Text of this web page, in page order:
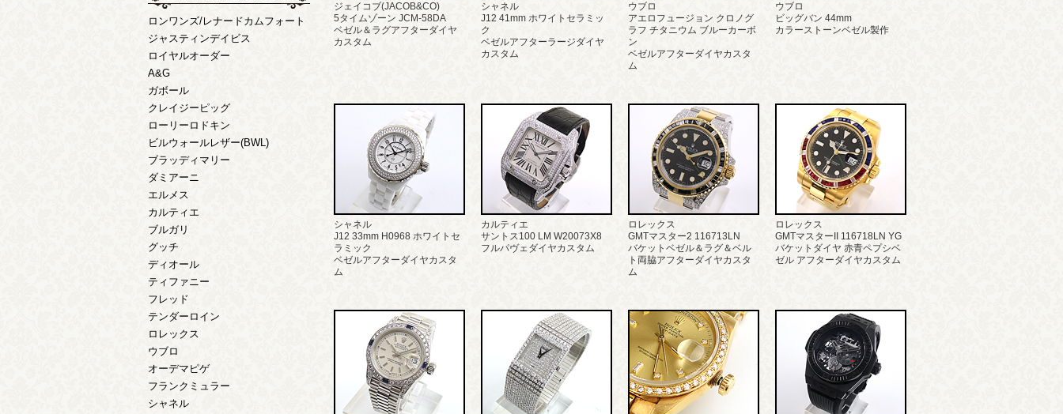
ロンワンズ/レナードカムフォート
ジャスティンデイビス
ロイヤルオーダー
A&G
ガボール
クレイジーピッグ
ローリーロドキン
ビルウォールレザー(BWL)
ブラッディマリー
ダミアーニ
エルメス
カルティエ
ブルガリ
グッチ
ディオール
ティファニー
フレッド
テンダーロイン
ロレックス
ウブロ
オーデマピゲ
フランクミュラー
シャネル
ジェイコブ(JACOB&CO)
5タイムゾーン JCM-58DA
ベゼル＆ラグアフターダイヤ
カスタム
シャネル
J12 41mm ホワイトセラミッ
ク
ベゼルアフターラージダイヤ
カスタム
ウブロ
アエロフュージョン クロノグ
ラフ チタニウム ブルーカーボ
ン
ベゼルアフターダイヤカスタ
ム
ウブロ
ビッグバン 44mm
カラーストーンベゼル製作
シャネル
J12 33mm H0968 ホワイトセ
ラミック
ベゼルアフターダイヤカスタ
ム
カルティエ
サントス100 LM W20073X8
フルパヴェダイヤカスタム
ロレックス
GMTマスター2 116713LN
バケットベゼル＆ラグ＆ベル
ト両脇アフターダイヤカスタ
ム
ロレックス
GMTマスターII 116718LN YG
バケットダイヤ 赤青ペプシベ
ゼル アフターダイヤカスタム